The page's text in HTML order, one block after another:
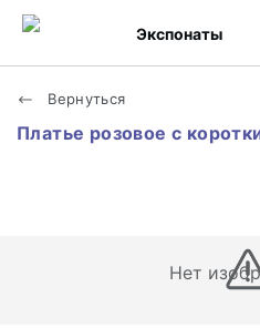
Экспонаты
Вернуться
Платье розовое с
Нет